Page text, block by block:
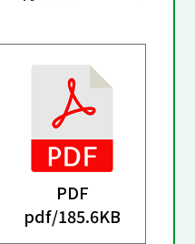
PDF
pdf/185.6KB